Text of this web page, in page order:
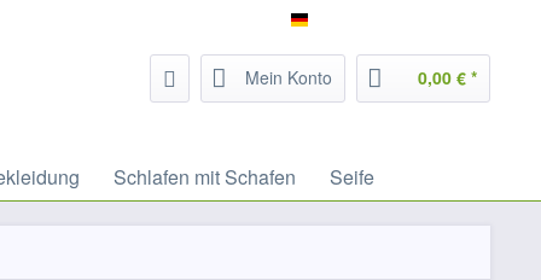
Mein Konto 0,00 € *
Schlafen mit Schafen Seife